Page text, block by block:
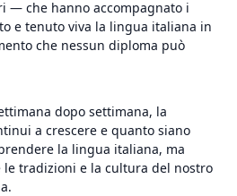
— che hanno accompagnato i
e tenuto viva la lingua italiana in
che nessun diploma può
dopo settimana, la
a crescere e quanto siano
la lingua italiana, ma
le tradizioni e la cultura del nostro